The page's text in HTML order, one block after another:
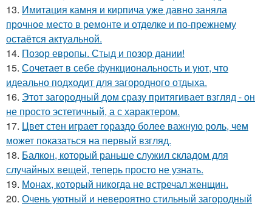
13. Имитация камня и кирпича уже давно заняла
прочное место в ремонте и отделке и по-прежнему
остаётся актуальной.
14. Позор европы. Стыд и позор дании!
15. Сочетает в себе функциональность и уют, что
идеально подходит для загородного отдыха.
16. Этот загородный дом сразу притягивает взгляд - он
не просто эстетичный, а с характером.
17. Цвет стен играет гораздо более важную роль, чем
может показаться на первый взгляд.
18. Балкон, который раньше служил складом для
случайных вещей, теперь просто не узнать.
19. Монах, который никогда не встречал женщин.
20. Очень уютный и невероятно стильный загородный